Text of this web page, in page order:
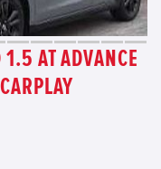
AT ADVANCE